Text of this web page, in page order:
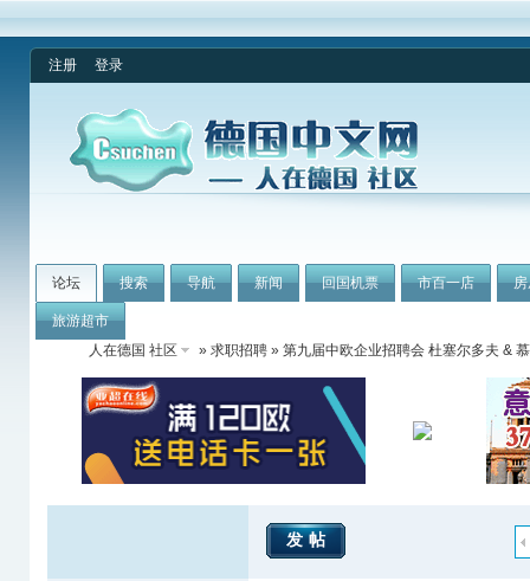
注册 登录
论坛 搜索 导航 新闻 回国机票 市百一店
旅游超市
人在德国 社区
» 求职招聘 » 第九届中欧企业招聘会 杜塞尔多夫 &
发帖